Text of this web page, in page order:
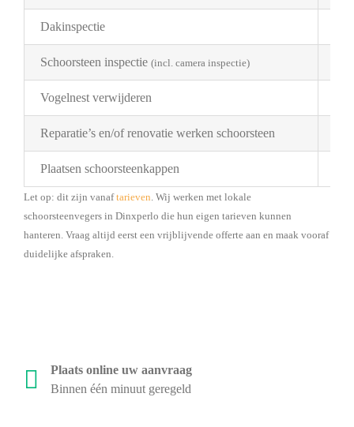
Dakinspectie
Schoorsteen inspectie (incl. camera inspectie)
Vogelnest verwijderen
Reparatie’s en/of renovatie werken schoorsteen
Plaatsen schoorsteenkappen
Let op: dit zijn vanaftarieven . Wij werken met lokale
schoorsteenvegers in Dinxperlo die hun eigen tarieven kunnen
hanteren. Vraag altijd eerst een vrijblijvende offerte aan en maak vooraf
duidelijke afspraken.
Plaats online uw aanvraag
Binnen één minuut geregeld